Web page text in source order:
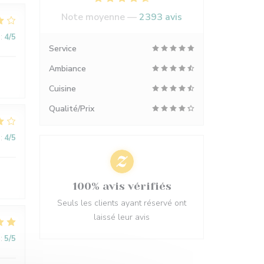
4/5
4/5
5/5
Note moyenne —2393 avis
Service
Ambiance
Cuisine
Qualité/Prix
100% avis vérifiés
Seuls les clients ayant réservé ont
laissé leur avis